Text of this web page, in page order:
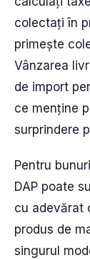
colectați în
primește
Vânzarea
de import
ce menține
surprindere
Pentru
DAP poate
cu adevărat
produs de
singurul